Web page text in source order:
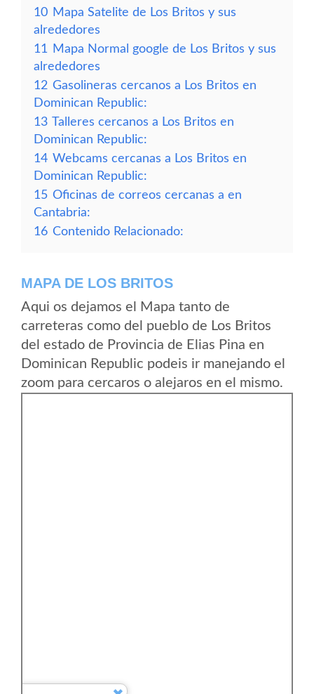
10 Mapa Satelite de Los Britos y sus
alrededores
11
Mapa Normal google de Los Britos y sus
alrededores
12 Gasolineras cercanos a Los Britos en
Dominican Republic:
13 Talleres cercanos a Los Britos en
Dominican Republic:
14 Webcams cercanas a Los Britos en
Dominican Republic:
15 Oficinas de correos cercanas a en
Cantabria:
16 Contenido Relacionado:
MAPA DE LOS BRITOS
Aqui os dejamos el Mapa tanto de
carreteras como del pueblo de Los Britos
del estado de Provincia de Elias Pina en
Dominican Republic podeis ir manejando el
zoom para cercaros o alejaros en el mismo.